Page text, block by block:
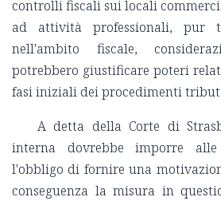
controlli fiscali sui locali
ad attività professionali, pur
nell'ambito fiscale,
potrebbero giustificare poteri
fasi iniziali dei procedimenti
A detta della Corte di
interna dovrebbe imporre
l'obbligo di fornire una
conseguenza la misura in